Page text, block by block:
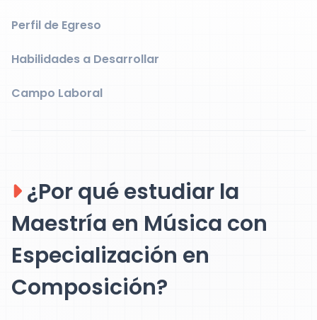
Perfil de Egreso
Habilidades a Desarrollar
Campo Laboral
¿Por qué estudiar la
Maestría en Música con
Especialización en
Composición?